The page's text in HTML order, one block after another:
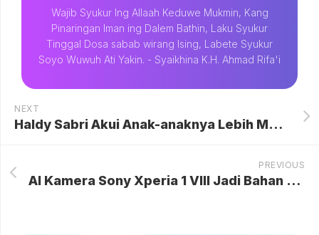
Wajib Syukur Ing Allaah Keduwe Mukmin, Kang
Pinaringan Iman ing Dalem Bathin, Laku Syukur
Tinggal Dosa sabab wirang Ising, Labete Syukur
Soyo Wuwuh Ati Yakin. - Syaikhina K.H. Ahmad Rifa'i
NEXT
Haldy Sabri Akui Anak-anaknya Lebih Melekat pada Irish Bella: "Ayah Jadi Nomor Dua"
PREVIOUS
AI Kamera Sony Xperia 1 VIII Jadi Bahan Meme Kocak Netizen